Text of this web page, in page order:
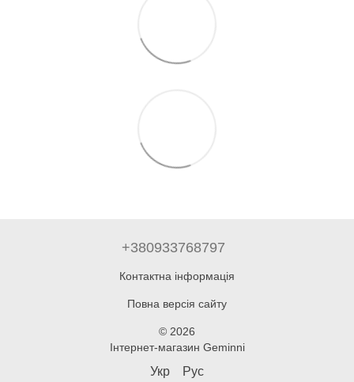
+380933768797
Контактна інформація
Повна версія сайту
© 2026
Інтернет-магазин Geminni
Укр Рус